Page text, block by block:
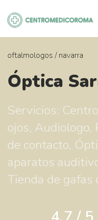
contenido
oftalmologos / navarra
Óptica
Servicios:
ojos, Audiologo,
de contacto,
aparatos
Tienda de gafas